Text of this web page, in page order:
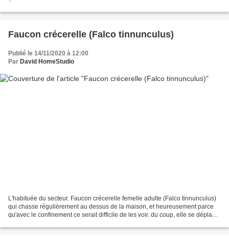
Faucon crécerelle (Falco tinnunculus)
Publié le 14/11/2020 à 12:00
Par David HomeStudio
L'habituée du secteur. Faucon crécerelle femelle adulte (Falco tinnunculus)
qui chasse régulièrement au dessus de la maison, et heureusement parce
qu'avec le confinement ce serait difficile de les voir. du coup, elle se déplace